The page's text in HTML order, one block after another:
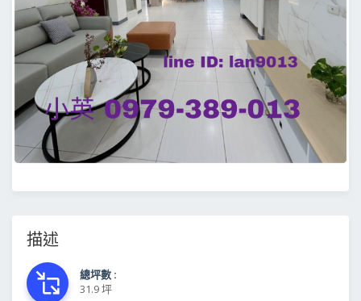
描述
總坪數 :
31.9 坪